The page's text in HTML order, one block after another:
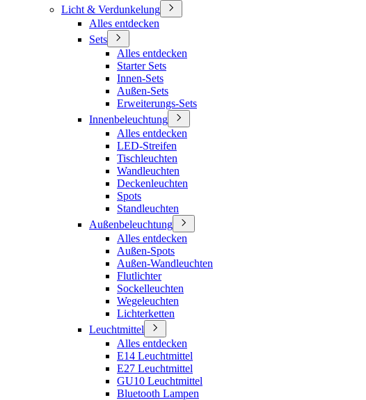
Licht & Verdunkelung
Alles entdecken
Sets
Alles entdecken
Starter Sets
Innen-Sets
Außen-Sets
Erweiterungs-Sets
Innenbeleuchtung
Alles entdecken
LED-Streifen
Tischleuchten
Wandleuchten
Deckenleuchten
Spots
Standleuchten
Außenbeleuchtung
Alles entdecken
Außen-Spots
Außen-Wandleuchten
Flutlichter
Sockelleuchten
Wegeleuchten
Lichterketten
Leuchtmittel
Alles entdecken
E14 Leuchtmittel
E27 Leuchtmittel
GU10 Leuchtmittel
Bluetooth Lampen